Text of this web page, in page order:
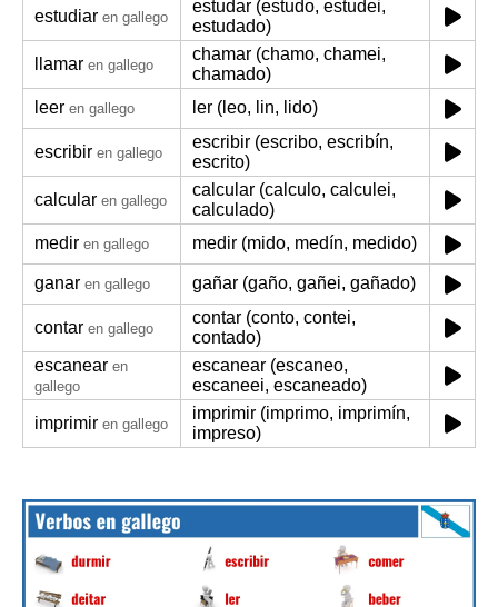
estudiar en gallego
estudar (estudo, estudei,
estudado)
llamar en gallego
chamar (chamo, chamei,
chamado)
leer en gallego ler (leo, lin, lido)
escribir en gallego
escribir (escribo, escribín,
escrito)
calcular en gallego
calcular (calculo, calculei,
calculado)
medir en gallego medir (mido, medín, medido)
ganar en gallego gañar (gaño, gañei, gañado)
contar en gallego
contar (conto, contei,
contado)
escanear en
gallego
escanear (escaneo,
escaneei, escaneado)
imprimir en gallego
imprimir (imprimo, imprimín,
impreso)